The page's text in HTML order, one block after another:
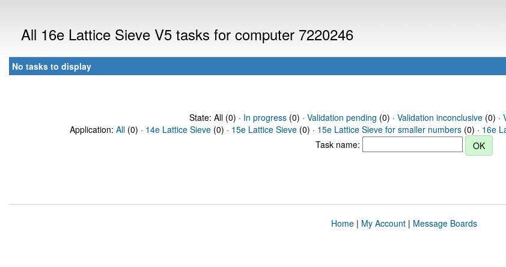
All 16e Lattice Sieve V5 tasks for computer 7220246
No tasks to display
State: All (0) · In progress(0) · Validation pending (0) · Validation inconclusive(0) ·
Application: All (0) · 14e Lattice Sieve (0) · 15e Lattice Sieve (0) · 15e Lattice Sieve for smaller numbers (0) · 16e
Task name:
Home| My Account| Message Boards